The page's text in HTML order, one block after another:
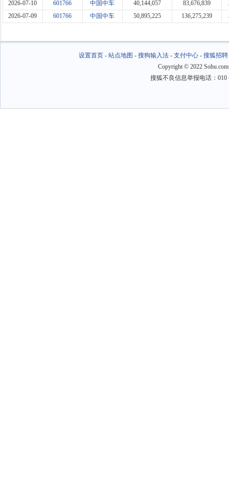
2026-07-10
601766 中国中车 40,144,057 83,676,839
2026-07-09
601766 中国中车 50,895,225 136,275,239
设置首页 -站点地图 -搜狗输入法 -支付中心 -搜狐招聘
Copyright © 2022
搜狐不良信息举报电话：010